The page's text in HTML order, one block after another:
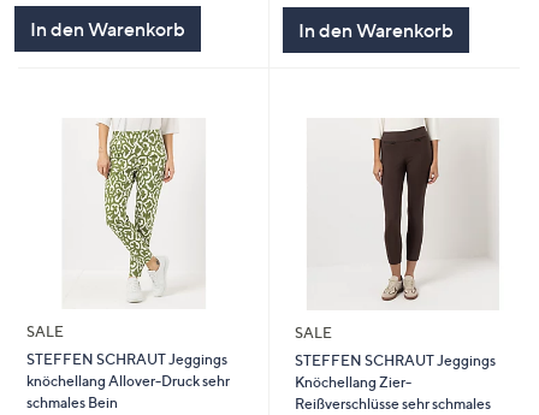
In den Warenkorb In den Warenkorb
SALE
STEFFEN SCHRAUT Jeggings
knöchellang Allover-Druck sehr
schmales Bein
SALE
STEFFEN SCHRAUT Jeggings
Knöchellang Zier-
Reißverschlüsse sehr schmales